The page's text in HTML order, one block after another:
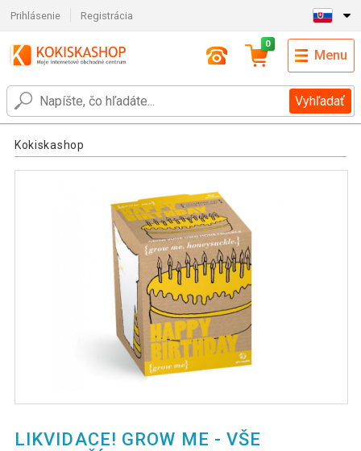
Prihlásenie Registrácia
Vyhľadať
0
Menu
Kokiskashop
LIKVIDACE! GROW ME - VŠE